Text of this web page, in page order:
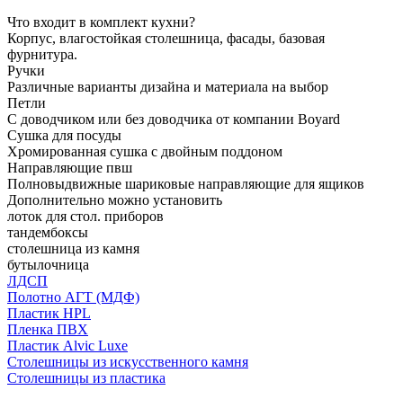
Что входит в комплект кухни?
Корпус, влагостойкая столешница, фасады, базовая
фурнитура.
Ручки
Различные варианты дизайна и материала на выбор
Петли
С доводчиком или без доводчика от компании Boyard
Сушка для посуды
Хромированная сушка с двойным поддоном
Направляющие пвш
Полновыдвижные шариковые направляющие для ящиков
Дополнительно можно установить
лоток для стол. приборов
тандембоксы
столешница из камня
бутылочница
ЛДСП
Полотно АГТ (МДФ)
Пластик HPL
Пленка ПВХ
Пластик Alvic Luxe
Столешницы из искусственного камня
Столешницы из пластика